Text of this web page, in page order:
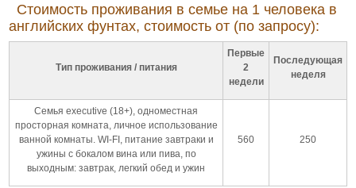
Стоимость проживания в семье на 1 человека в
английских фунтах, стоимость от (по запросу):
Тип проживания / питания
Первые
2
недели
Последующая
неделя
Семья executive (18+), одноместная
просторная комната, личное использование
ванной комнаты. WI-FI, питание завтраки и
ужины с бокалом вина или пива, по
выходным: завтрак, легкий обед и ужин
560 250